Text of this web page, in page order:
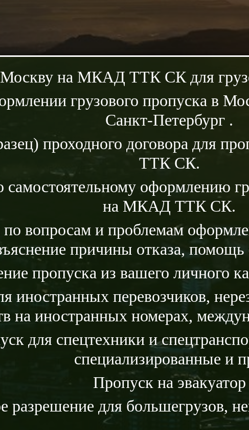
на МКАД ТТК СК для
грузового пропуска в
Санкт-Петербург .
проходного договора для
ТТК СК.
самостоятельному оформлению
на МКАД ТТК СК.
по вопросам и проблемам
причины отказа,
пропуска из вашего личного
иностранных перевозчиков,
на иностранных номерах,
для спецтехники и
специализированные и
Пропуск на эвакуатор
разрешение для большегрузов,